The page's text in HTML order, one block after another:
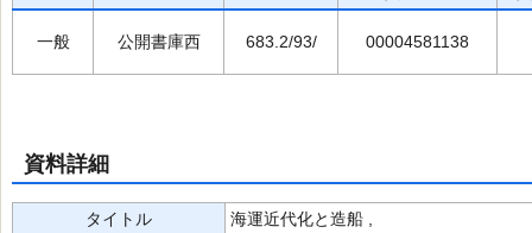
一般 公開書庫西 683.2/93/ 00004581138
資料詳細
タイトル
海運近代化と造船 ,